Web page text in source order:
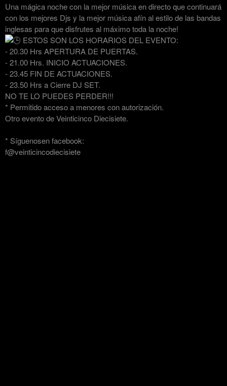
Una mágica noche con la mejor música en directo que continuará
con los mejores Djs y la mejor música afín al estilo de las bandas
inglesas para que disfrutes al máximo toda la noche!
ESTOS SON LOS HORARIOS DEL EVENTO:
- 20.30 Hrs APERTURA DE PUERTAS.
- 21.00 Hrs. INICIO ACTUACIONES.
- 23.45 FIN DE ACTUACIONES.
- 23.50 Hrs a Cierre DJ SET.
NO TE LO PUEDES PERDER!!!
* Permitido acceso a menores con autorización.
Otro evento de Veinticinco Diecisiete.
* Síguenosen facebook:
f@veinticincodiecisiete